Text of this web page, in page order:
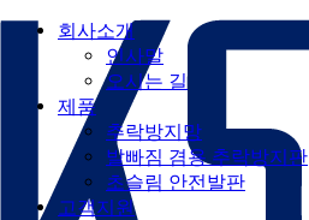
회사소개
인사말
오시는 길
제품
추락방지망
발빠짐 겸용 추락방지판
초슬림 안전발판
고객지원